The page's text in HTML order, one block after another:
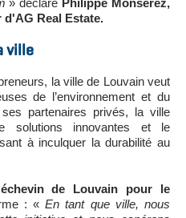
» déclare Philippe Monserez,
Real Estate.
ville
la ville de Louvain veut
de l’environnement et du
partenaires privés, la ville
solutions innovantes et le
à inculquer la durabilité au
de Louvain pour le
: «En tant que ville, nous